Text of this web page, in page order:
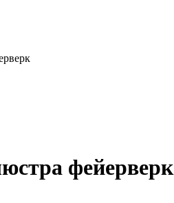
фейерверк